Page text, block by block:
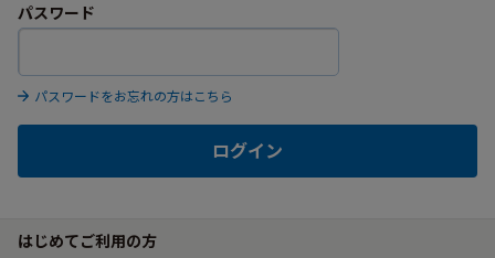
パスワード
パスワードをお忘れの方はこちら
ログイン
はじめてご利用の方